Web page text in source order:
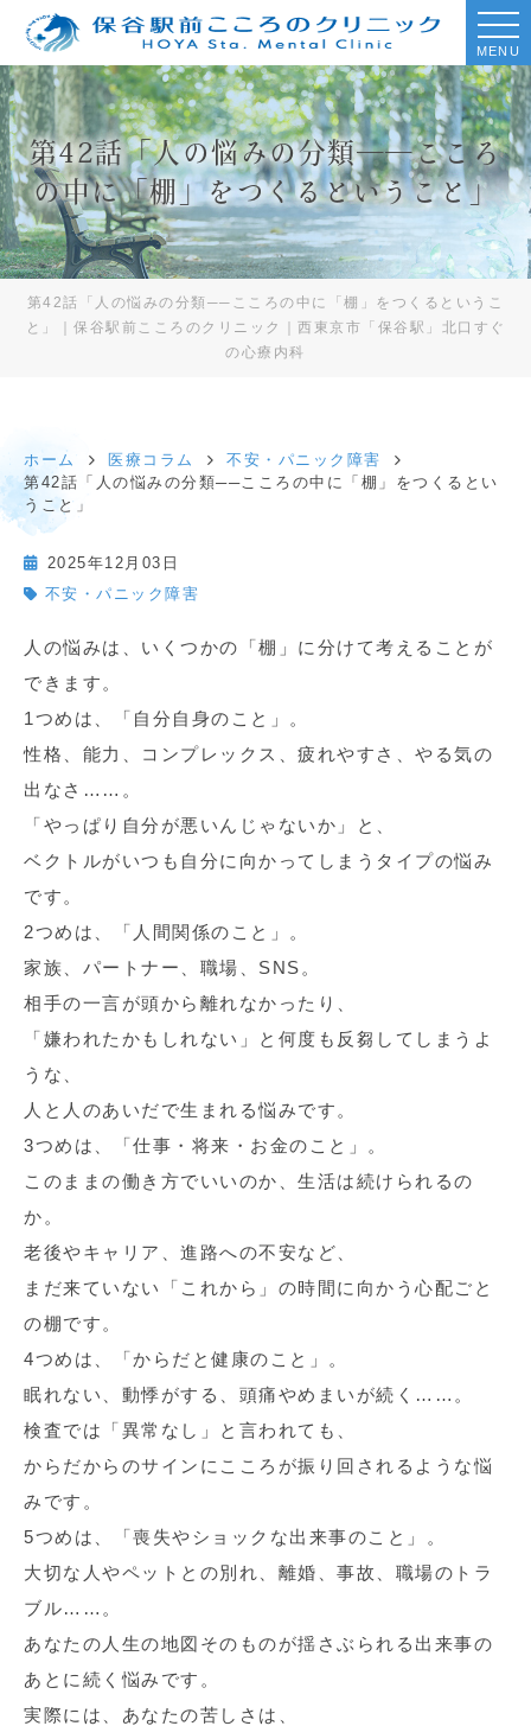
MENU
第42話「人の悩みの分類──こころ
の中に「棚」をつくるということ」
第42話「人の悩みの分類──こころの中に「棚」をつくるというこ
と」｜保谷駅前こころのクリニック｜西東京市「保谷駅」北口すぐ
の心療内科
ホーム 医療コラム
不安・パニック障害
第42話「人の悩みの分類──こころの中に「棚」をつくるとい
うこと」
2025年12月03日
不安・パニック障害
人の悩みは、いくつかの「棚」に分けて考えることが
できます。
1つめは、「自分自身のこと」。
性格、能力、コンプレックス、疲れやすさ、やる気の
出なさ……。
「やっぱり自分が悪いんじゃないか」と、
ベクトルがいつも自分に向かってしまうタイプの悩み
です。
2つめは、「人間関係のこと」。
家族、パートナー、職場、SNS。
相手の一言が頭から離れなかったり、
「嫌われたかもしれない」と何度も反芻してしまうよ
うな、
人と人のあいだで生まれる悩みです。
3つめは、「仕事・将来・お金のこと」。
このままの働き方でいいのか、生活は続けられるの
か。
老後やキャリア、進路への不安など、
まだ来ていない「これから」の時間に向かう心配ごと
の棚です。
4つめは、「からだと健康のこと」。
眠れない、動悸がする、頭痛やめまいが続く……。
検査では「異常なし」と言われても、
からだからのサインにこころが振り回されるような悩
みです。
5つめは、「喪失やショックな出来事のこと」。
大切な人やペットとの別れ、離婚、事故、職場のトラ
ブル……。
あなたの人生の地図そのものが揺さぶられる出来事の
あとに続く悩みです。
実際には、あなたの苦しさは、